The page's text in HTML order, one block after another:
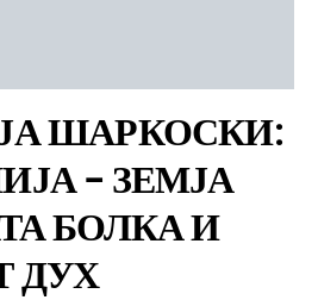
ШАРКОСКИ:
– ЗЕМЈА
БОЛКА И
ДУХ